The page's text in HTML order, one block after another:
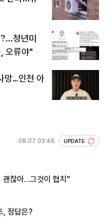
청년미
오류야"
망…인천 아
08.07 03:46 UPDATE
괜찮아…그것이 협치"
, 정답은?